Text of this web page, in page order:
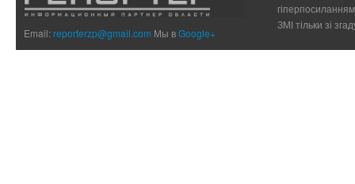
Email:reporterzp@gmail.com Мы вGoogle+
ЗМІ тільки зі